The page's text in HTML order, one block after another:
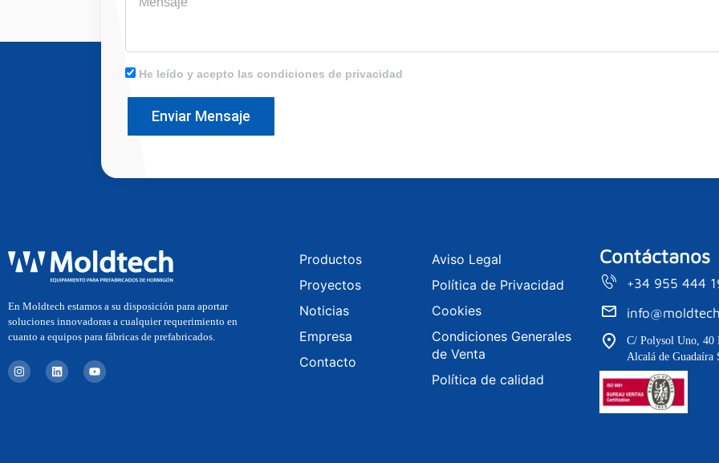
He leído y acepto las condiciones de privacidad
Enviar Mensaje
En Moldtech estamos a su disposición para aportar
soluciones innovadoras a cualquier requerimiento en
cuanto a equipos para fábricas de prefabricados.
I
n
s
L
i
n
Y
o
u
Productos
Proyectos
Noticias
Empresa
Contacto
Aviso Legal
Política de Privacidad
Cookies
Condiciones Generales
de Venta
Política de calidad
Contáctanos
+34 955 444
C/ Polysol Uno, 40
Alcalá de Guadaíra